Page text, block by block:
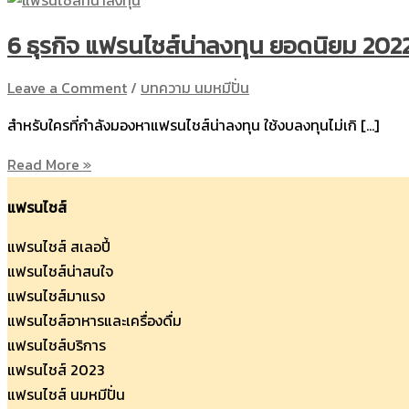
6 ธุรกิจ แฟรนไชส์น่าลงทุน ยอดนิยม
Leave a Comment / บทความ นมหมีปั่น
สำหรับใครที่กำลังมองหาแฟรนไชส์น่าลงทุน ใช้งบลงทุนไม่เกิ […]
6
แฟ
ไชส์
ลงทุน
ยอด
นิยม
2022
Read More »
แฟรนไชส์
แฟรนไชส์ สเลอปี้
แฟรนไชส์น่าสนใจ
แฟรนไชส์มาแรง
แฟรนไชส์อาหารและเครื่องดื่ม
แฟรนไชส์บริการ
แฟรนไชส์ 2023
แฟรนไชส์ นมหมีปั่น